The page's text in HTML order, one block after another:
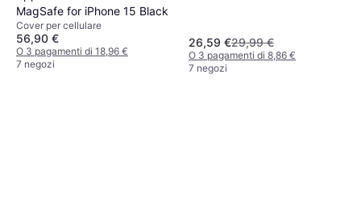
MagSafe for iPhone 15 Black
Cover per cellulare
56,90 €
O 3 pagamenti di 18,96 €
7 negozi
26,59 €29,99 €
O 3 pagamenti di 8,86 €
7 negozi